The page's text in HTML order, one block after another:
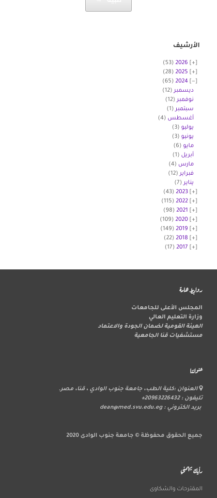
الأرشيف
2026
(53)
2025
(28)
2024
(65)
ديسمبر(12)
نوفمبر(12)
سبتمبر(1)
أغسطس (4)
يوليو (3)
يونيو (3)
مايو (6)
أبريل (1)
مارس (4)
فبراير(12)
يناير(7)
2023
(43)
2022
(115)
2021
(98)
2020
(109)
2019
(149)
2018
(22)
2017
(17)
روابط هامة
المجلس الأعلى للجامعات
وزارة التعليم العالي
الهيئة القومية لضمان الجودة والاعتماد
مستشفيات قنا الجامعية
عنواننا
العنوان :كلية الطب، جامعة جنوب الوادي ، قنا، مصر.
تليفون : 20963226432+
بريد الكتروني : dean@med.svu.edu.eg
جميع الحقوق محفوظة © جامعة جنوب الوادى 2020
رأيك يهمني
المقترحات والشكاوى